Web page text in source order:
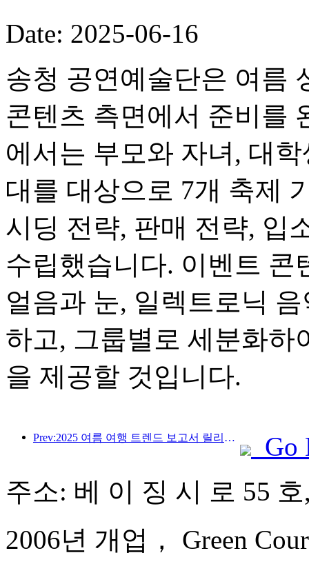
Date: 2025-06-16
송청 공연예술단은 여름
콘텐츠 측면에서 준비를
에서는 부모와 자녀, 대
대를 대상으로 7개 축제
시딩 전략, 판매 전략, 입
수립했습니다. 이벤트 콘
얼음과 눈, 일렉트로닉
하고, 그룹별로 세분화하
을 제공할 것입니다.
Prev:2025 여름 여행 트렌드 보고서 릴리스 : 부모-자식 고객 기반은 60% 이상을 차지합니다.
Go
주소: 베 이 징 시 로 55
2006년 개업， Green